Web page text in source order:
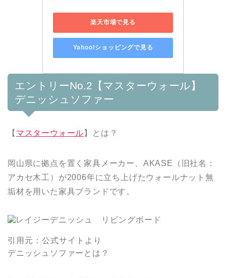
楽天市場で見る
Yahoo!ショッピングで見る
エントリーNo.2【マスターウォール】
デニッシュソファー
【 マスターウォール 】とは？
岡山県に拠点を置く家具メーカー、AKASE（旧社名：
アカセ木工）が2006年に立ち上げたウォールナット無
垢材を用いた家具ブランドです。
引用元：公式サイトより
デニッシュソファーとは？